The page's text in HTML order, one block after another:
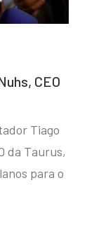
CEO
Tiago
da Taurus,
para o